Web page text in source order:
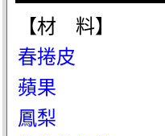
【材 料】
春捲皮
蘋果
鳳梨